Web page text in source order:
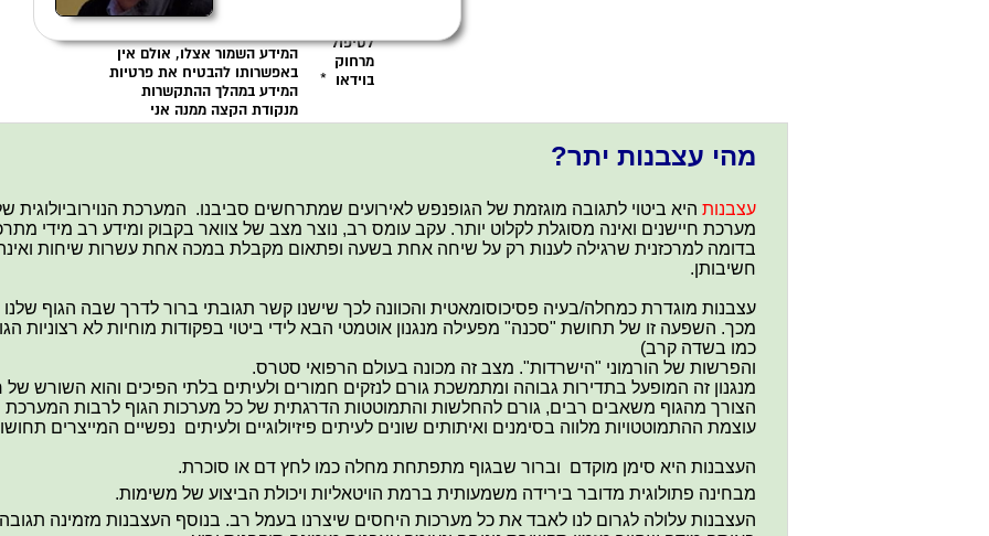
מהי עצבנות יתר?
עצבנות היא ביטוי לתגובה מוגזמת של הגופנפש לאירועים שמתרחשים סביבנו. המערכת הנוירוביולוגית
מערכת חיישנים ואינה מסוגלת לקלוט יותר. עקב עומס רב, נוצר מצב של צוואר בקבוק ומידע רב מידי
בדומה למרכזנית שרגילה לענות רק על שיחה אחת בשעה ופתאום מקבלת במכה אחת עשרות שיחות
חשיבותן.
עצבנות מוגדרת כמחלה/בעיה פסיכוסומאטית והכוונה לכך שישנו קשר תגובתי ברור לדרך שבה הגוף
מכך. השפעה זו של תחושת "סכנה" מפעילה מנגנון אוטמטי הבא לידי ביטוי בפקודות מוחיות לא רצוניות
כמו בשדה קרב)
והפרשות של הורמוני "הישרדות". מצב זה מכונה בעולם הרפואי סטרס.
מנגנון זה המופעל בתדירות גבוהה ומתמשכת גורם לנזקים חמורים ולעיתים בלתי הפיכים והוא השורש של
הצורך מהגוף משאבים רבים, גורם להחלשות והתמוטטות הדרגתית של כל מערכות הגוף לרבות המערכת
עוצמת ההתמוטטויות מלווה בסימנים ואיתותים שונים לעיתים פיזיולוגיים ולעיתים נפשיים המייצרים
העצבנות היא סימן מוקדם וברור שבגוף מתפתחת מחלה כמו לחץ דם או סוכרת.
מבחינה פתולוגית מדובר בירידה משמעותית ברמת הויטאליות ויכולת הביצוע של משימות.
העצבנות עלולה לגרום לנו לאבד את כל מערכות היחסים שיצרנו בעמל רב. בנוסף העצבנות מזמינה